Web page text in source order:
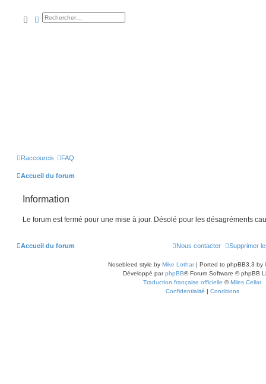
rechercher
rechercheavancée
Raccourcis FAQ
Accueil du forum
Information
Le forum est fermé pour une mise à jour. Désolé pour les désagréments
Accueil du forum Supprimer
Nous contacter
Nosebleed style by Mike Lothar| Ported to phpBB3.3 by
Développé parphpBB® Forum Software © phpBB
Traduction française officielle ©Miles Cellar
Confidentialité | Conditions